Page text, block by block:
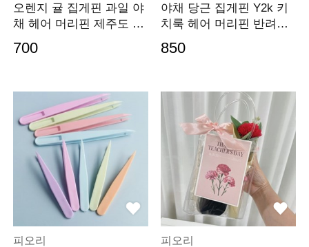
오렌지 귤 집게핀 과일 야
채 헤어 머리핀 제주도 여
행 촬영소품
700
야채 당근 집게핀 Y2k 키
치룩 헤어 머리핀 반려견
가벼운
850
피오리 피오리